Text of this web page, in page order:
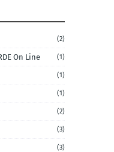
(2)
On Line (1)
(1)
(1)
(2)
(3)
(3)